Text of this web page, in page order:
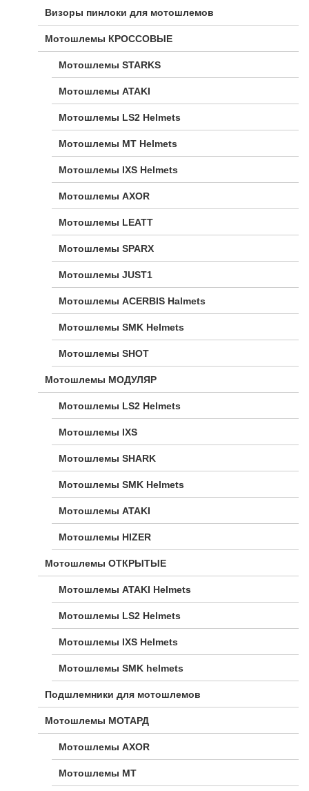
Визоры пинлоки для мотошлемов
Мотошлемы КРОССОВЫЕ
Мотошлемы STARKS
Мотошлемы ATAKI
Мотошлемы LS2 Helmets
Мотошлемы MT Helmets
Мотошлемы IXS Helmets
Мотошлемы AXOR
Мотошлемы LEATT
Мотошлемы SPARX
Мотошлемы JUST1
Мотошлемы ACERBIS Halmets
Мотошлемы SMK Helmets
Мотошлемы SHOT
Мотошлемы МОДУЛЯР
Мотошлемы LS2 Helmets
Мотошлемы IXS
Мотошлемы SHARK
Мотошлемы SMK Helmets
Мотошлемы ATAKI
Мотошлемы HIZER
Мотошлемы ОТКРЫТЫЕ
Мотошлемы ATAKI Helmets
Мотошлемы LS2 Helmets
Мотошлемы IXS Helmets
Мотошлемы SMK helmets
Подшлемники для мотошлемов
Мотошлемы МОТАРД
Мотошлемы AXOR
Мотошлемы MT